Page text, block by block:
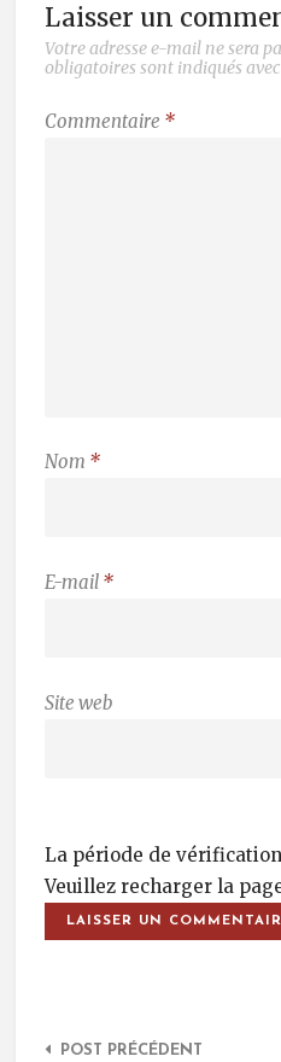
Laisser un
Votre adresse e-mail ne sera
obligatoires sont indiqués avec
Commentaire *
Nom *
E-mail *
Site web
La période de
Veuillez recharger la
Post
POST PRÉCÉDENT